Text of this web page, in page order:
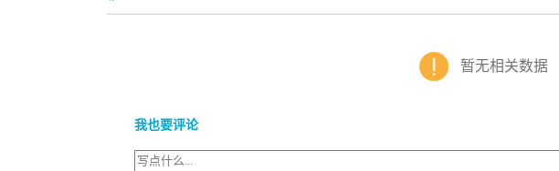
暂无相关数据
我也要评论